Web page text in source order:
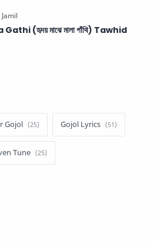
(হৃদয় মাঝে মালা গাঁথি) Tawhid
Gojol Gojol Lyrics
Tune